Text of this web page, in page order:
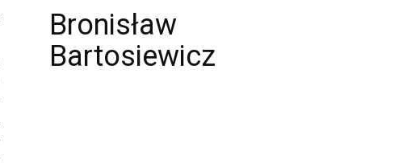
Bronisław
Bartosiewicz